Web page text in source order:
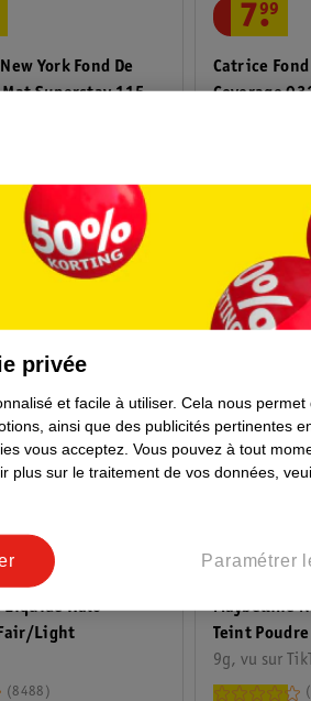
York Fond De
Superstay 115
Catrice
Coverage
7.
99
Halo
Light
8488
Maybelline
Teint
Jusqu'à
9g, vu sur
17.
privée
et facile à utiliser. Cela nous permet
ainsi que des publicités pertinentes
vous acceptez. Vous pouvez à tout
plus sur le traitement de vos données,
Paramétrer